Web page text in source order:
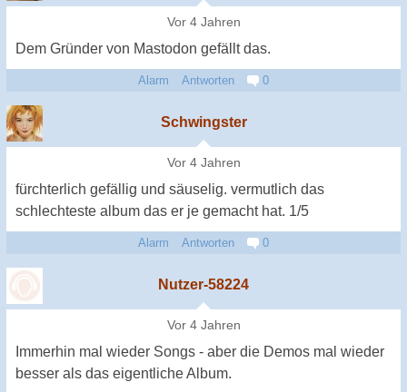
Vor 4 Jahren
Dem Gründer von Mastodon gefällt das.
Alarm Antworten 0
Schwingster
Vor 4 Jahren
fürchterlich gefällig und säuselig. vermutlich das
schlechteste album das er je gemacht hat. 1/5
Alarm Antworten 0
Nutzer-58224
Vor 4 Jahren
Immerhin mal wieder Songs - aber die Demos mal wieder
besser als das eigentliche Album.